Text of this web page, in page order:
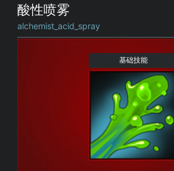
酸性喷雾
alchemist_acid_spray
基础技能